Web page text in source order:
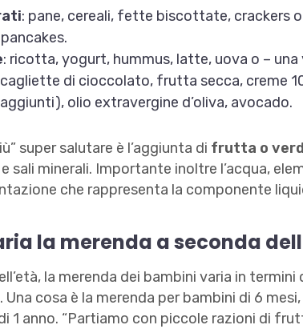
: pane, cereali, fette biscottate, crackers
: ricotta, yogurt, hummus, latte, uova o –
di cioccolato, frutta secca, creme
olio extravergine d’oliva, avocado.
super salutare è l’aggiunta di frutta o
sali minerali. Importante inoltre l’acqua,
che rappresenta la componente
la merenda a seconda
la merenda dei bambini varia in termini
cosa è la merenda per bambini di 6
1 anno. “Partiamo con piccole razioni di